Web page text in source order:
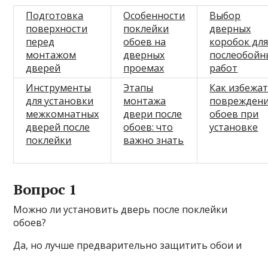
Подготовка
поверхности
перед
монтажом
дверей
Особенности
поклейки
обоев на
дверных
проемах
Выбор
дверных
коробок для
работ
Инструменты
для установки
межкомнатных
дверей после
поклейки
Этапы
монтажа
двери после
обоев: что
важно знать
Как
обоев при
установке
Вопрос 1
Можно ли установить дверь после поклейки
обоев?
Да, но лучше предварительно защитить обои и